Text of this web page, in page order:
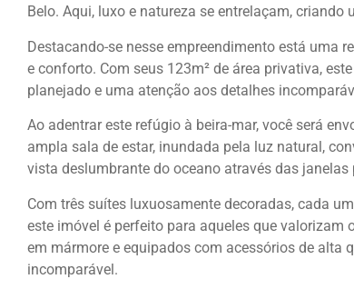
Belo. Aqui, luxo e natureza se entrelaçam,
Destacando-se nesse empreendimento está uma
e conforto. Com seus 123m² de área privativa,
planejado e uma atenção aos detalhes
Ao adentrar este refúgio à beira-mar, você será
ampla sala de estar, inundada pela luz natural,
vista deslumbrante do oceano através das janelas
Com três suítes luxuosamente decoradas, cada
este imóvel é perfeito para aqueles que valorizam
em mármore e equipados com acessórios de alta
incomparável.